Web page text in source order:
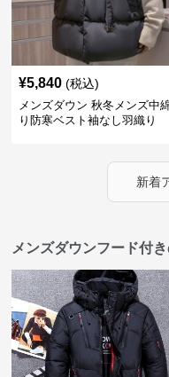
¥5,840 (税込)
メンズダウン 秋冬メンズ中
り防寒ベスト袖なし羽織り
新着
メンズダウンフード付